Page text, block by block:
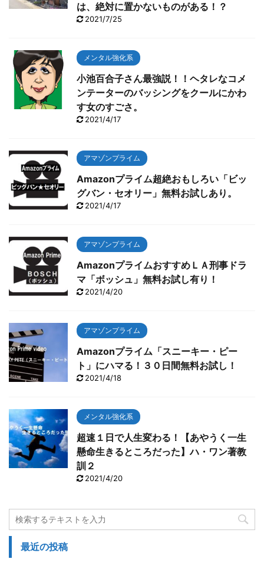
は、絶対に置かないものがある！？
2021/7/25
メンタル強化系
小池百合子さん最強説！！ヘタレなコメ
ンテーターのバッシングをクールにかわ
す女のすごさ。
2021/4/17
アマゾンプライム
Amazonプライム超絶おもしろい「ビッ
グバン・セオリー」無料お試しあり。
2021/4/17
アマゾンプライム
AmazonプライムおすすめＬＡ刑事ドラ
マ「ボッシュ」無料お試し有り！
2021/4/20
アマゾンプライム
Amazonプライム「スニーキー・ピー
ト」にハマる！３０日間無料お試し！
2021/4/18
メンタル強化系
超速１日で人生変わる！【あやうく一生
懸命生きるところだった】ハ・ワン著教
訓２
2021/4/20
最近の投稿